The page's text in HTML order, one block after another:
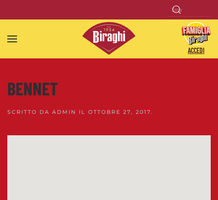
Skip to main content
ACCEDI
BENNET
SCRITTO DA ADMIN IL OTTOBRE 27, 2017.